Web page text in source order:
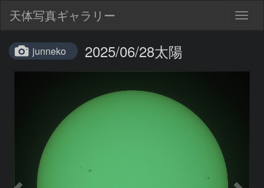
天体写真ギャラリー
junneko 2025/06/28太陽